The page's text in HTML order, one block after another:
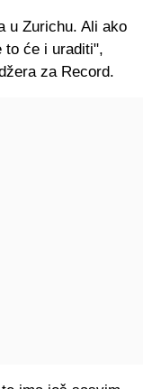
u Zurichu. Ali ako
to će i uraditi",
za Record.